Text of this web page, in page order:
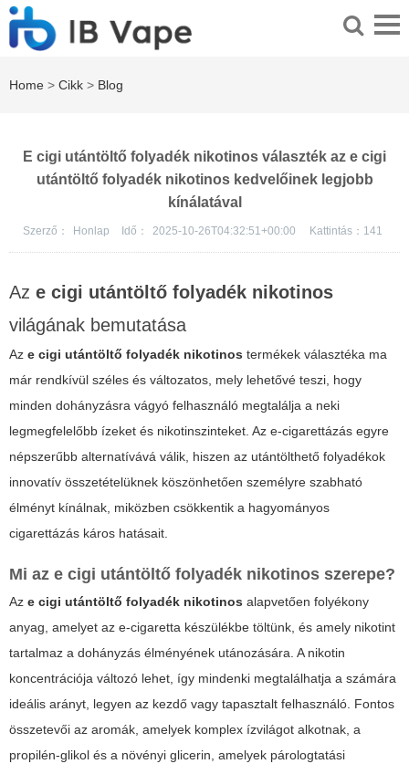
Home > Cikk > Blog
E cigi utántöltő folyadék nikotinos választék az e cigi
utántöltő folyadék nikotinos kedvelőinek legjobb
kínálatával
Szerző： Honlap Idő： 2025-10-26T04:32:51+00:00 Kattintás： 141
Az e cigi utántöltő folyadék nikotinos
világának bemutatása
Az e cigi utántöltő folyadék nikotinos termékek választéka ma
már rendkívül széles és változatos, mely lehetővé teszi, hogy
minden dohányzásra vágyó felhasználó megtalálja a neki
legmegfelelőbb ízeket és nikotinszinteket. Az e-cigarettázás egyre
népszerűbb alternatívává válik, hiszen az utántölthető folyadékok
innovatív összetételüknek köszönhetően személyre szabható
élményt kínálnak, miközben csökkentik a hagyományos
cigarettázás káros hatásait.
Mi az e cigi utántöltő folyadék nikotinos szerepe?
Az e cigi utántöltő folyadék nikotinos alapvetően folyékony
anyag, amelyet az e-cigaretta készülékbe töltünk, és amely nikotint
tartalmaz a dohányzás élményének utánozására. A nikotin
koncentrációja változó lehet, így mindenki megtalálhatja a számára
ideális arányt, legyen az kezdő vagy tapasztalt felhasználó. Fontos
összetevői az aromák, amelyek komplex ízvilágot alkotnak, a
propilén-glikol és a növényi glicerin, amelyek párologtatási